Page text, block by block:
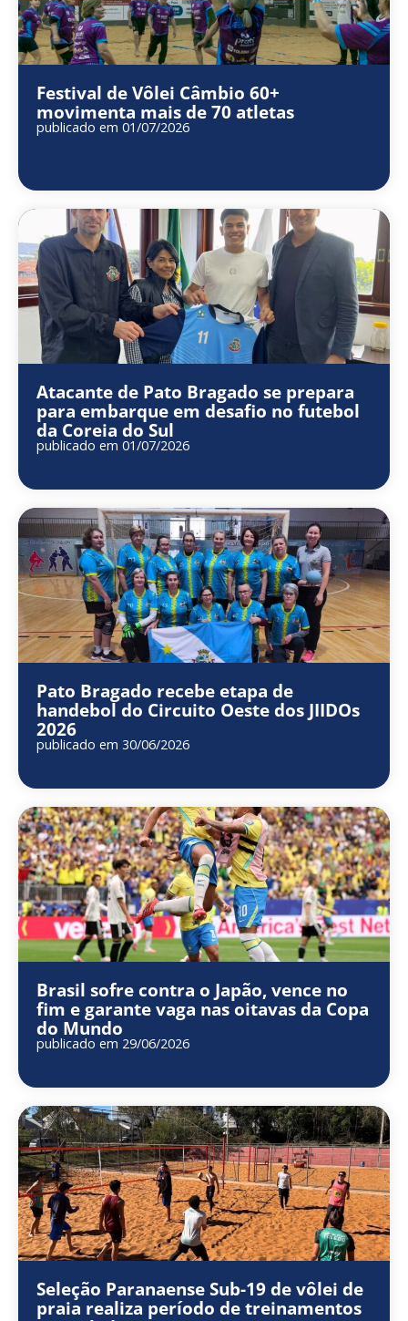
Festival de Vôlei Câmbio 60+
movimenta mais de 70 atletas
publicado em 01/07/2026
Atacante de Pato Bragado se prepara
para embarque em desafio no futebol
da Coreia do Sul
publicado em 01/07/2026
Pato Bragado recebe etapa de
handebol do Circuito Oeste dos JIIDOs
2026
publicado em 30/06/2026
Brasil sofre contra o Japão, vence no
fim e garante vaga nas oitavas da Copa
do Mundo
publicado em 29/06/2026
Seleção Paranaense Sub-19 de vôlei de
praia realiza período de treinamentos